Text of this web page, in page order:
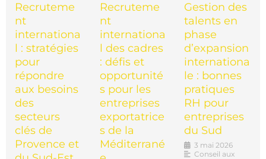
Recruteme
nt
internationa
l : stratégies
pour
répondre
aux besoins
des
secteurs
clés de
Provence et
Recruteme
nt
internationa
l des cadres
: défis et
opportunité
s pour les
entreprises
exportatrice
s de la
Méditerrané
Gestion des
talents en
phase
d’expansion
internationa
le : bonnes
pratiques
RH pour
entreprises
du Sud
3 mai 2026
Conseil aux